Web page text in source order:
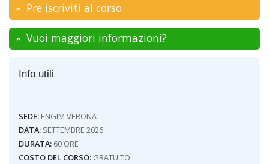
Pre iscriviti al corso
Vuoi maggiori informazioni?
Info utili
SEDE:ENGIM VERONA
DATA:SETTEMBRE 2026
DURATA:60 ORE
COSTO DEL CORSO:GRATUITO